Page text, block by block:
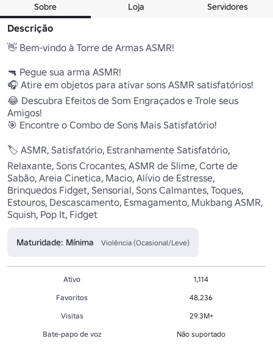
Sobre Loja Servidores
Descrição
👋 Bem-vindo à Torre de Armas ASMR!
🔫 Pegue sua arma ASMR!
🎧 Atire em objetos para ativar sons ASMR satisfatórios!
😂 Descubra Efeitos de Som Engraçados e Trole seus
Amigos!
🎯 Encontre o Combo de Sons Mais Satisfatório!
🏷️ ASMR, Satisfatório, Estranhamente Satisfatório,
Relaxante, Sons Crocantes, ASMR de Slime, Corte de
Sabão, Areia Cinetica, Macio, Alívio de Estresse,
Brinquedos Fidget, Sensorial, Sons Calmantes, Toques,
Estouros, Descascamento, Esmagamento, Mukbang ASMR,
Squish, Pop It, Fidget
Maturidade: Mínima Violência (Ocasional/Leve)
Ativo
1,114
Favoritos
48,236
Visitas
29.3M+
Bate-papo de voz
Não suportado